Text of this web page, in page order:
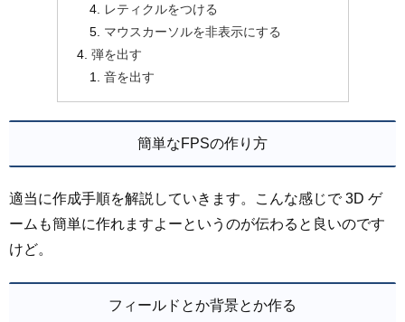
レティクルをつける
マウスカーソルを非表示にする
弾を出す
音を出す
簡単なFPSの作り方
適当に作成手順を解説していきます。こんな感じで 3D ゲ
ームも簡単に作れますよーというのが伝わると良いのです
けど。
フィールドとか背景とか作る